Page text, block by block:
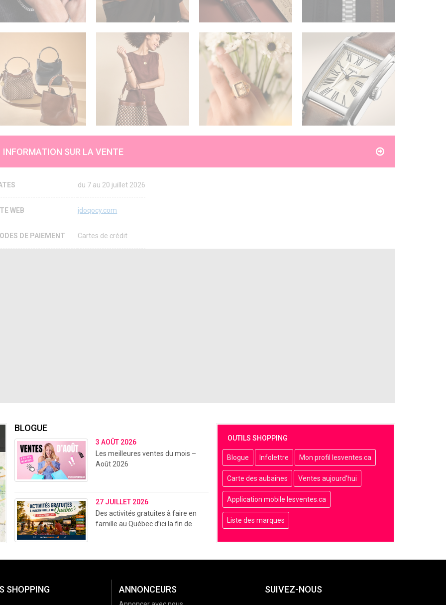
INFORMATION SUR LA VENTE
du 7 au 20 juillet 2026
WEB jdoqocy.com
DE PAIEMENT Cartes de crédit
OUTILS SHOPPING
Blogue Infolettre Mon profil lesventes.ca
Carte des aubaines Ventes aujourd'hui
Application mobile lesventes.ca
Liste des marques
BLOGUE
3 AOÛT 2026
Les meilleures ventes du mois –
Août 2026
27 JUILLET 2026
Des activités gratuites à faire en
famille au Québec d’ici la fin de
SHOPPING ANNONCEURS SUIVEZ-NOUS